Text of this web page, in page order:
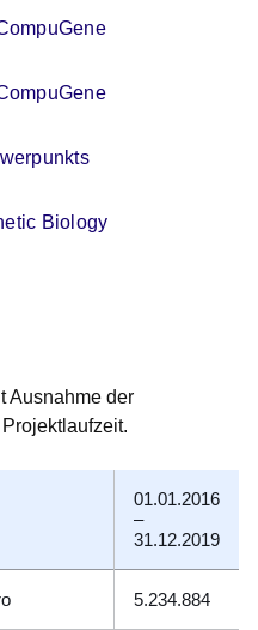
Biology
Ausnahme der
01.01.2016
–
31.12.2019
5.234.884